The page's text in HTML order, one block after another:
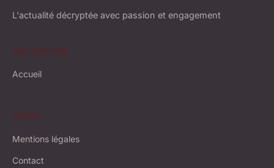
L'actualité décryptée avec passion et engagement
NAVIGATION
Accueil
LÉGAL
Mentions légales
Contact